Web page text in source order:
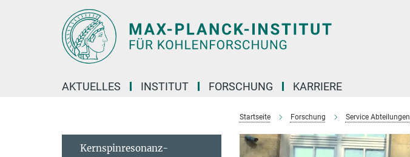
AKTUELLES INSTITUT FORSCHUNG KARRIERE
Startseite Forschung Service Abteilungen
Kernspinresonanz-